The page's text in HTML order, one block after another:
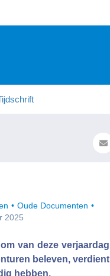
Oude Documenten
2025
van deze verjaardag
beleven, verdient
hebben.